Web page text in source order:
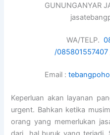
GUNUNGANYAR
WA/TELP.
/085801557407
Email :
Keperluan akan layanan
urgent. Bahkan ketika
orang yang memerlukan